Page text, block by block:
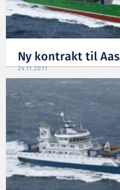
Ny kontrakt til
24.11.2011